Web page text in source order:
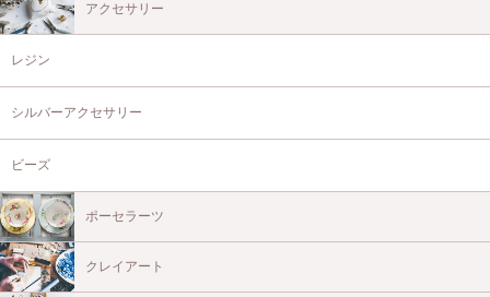
アクセサリー
レジン
シルバーアクセサリー
ビーズ
ポーセラーツ
クレイアート